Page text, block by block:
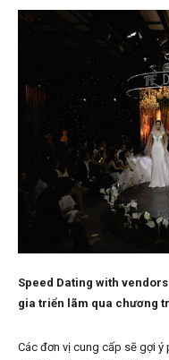
Speed Dating with
gia triển lãm qua chương
Các đơn vị cung cấp sẽ gợi